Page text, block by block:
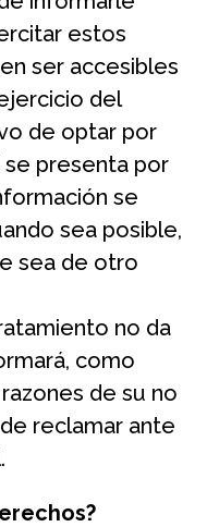
estos
ser accesibles
del
de optar por
presenta por
se
sea posible,
sea de otro
no da
como
de su no
reclamar ante